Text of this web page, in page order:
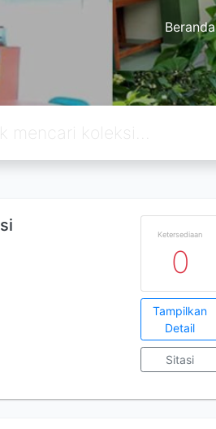
Beranda
Ketersediaan
0
Tampilkan
Detail
Sitasi